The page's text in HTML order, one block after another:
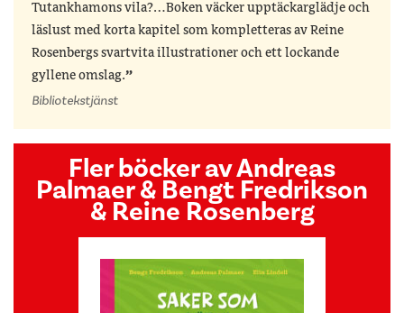
Tutankhamons vila?…Boken väcker upptäckarglädje och
läslust med korta kapitel som kompletteras av Reine
Rosenbergs svartvita illustrationer och ett lockande
gyllene omslag.
Bibliotekstjänst
Fler böcker av Andreas
Palmaer & Bengt Fredrikson
& Reine Rosenberg